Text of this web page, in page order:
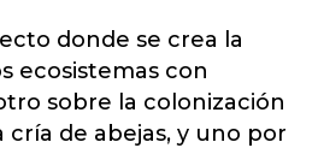
donde se crea la
ecosistemas con
sobre la colonización
de abejas, y uno por